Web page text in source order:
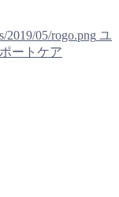
2019/05/rogo.png ユ
ートケア